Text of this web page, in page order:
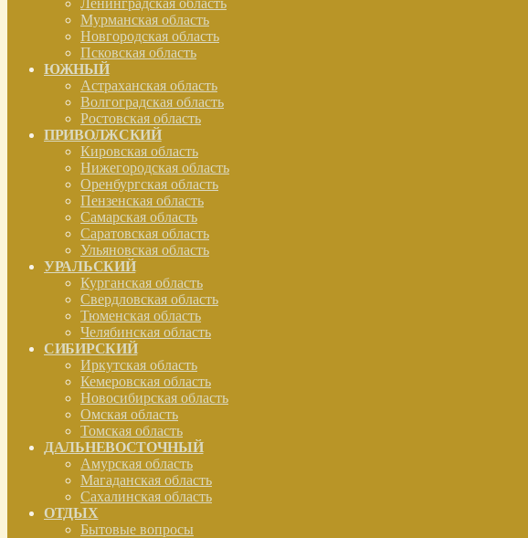
Ленинградская область
Мурманская область
Новгородская область
Псковская область
ЮЖНЫЙ
Астраханская область
Волгоградская область
Ростовская область
ПРИВОЛЖСКИЙ
Кировская область
Нижегородская область
Оренбургская область
Пензенская область
Самарская область
Саратовская область
Ульяновская область
УРАЛЬСКИЙ
Курганская область
Свердловская область
Тюменская область
Челябинская область
СИБИРСКИЙ
Иркутская область
Кемеровская область
Новосибирская область
Омская область
Томская область
ДАЛЬНЕВОСТОЧНЫЙ
Амурская область
Магаданская область
Сахалинская область
ОТДЫХ
Бытовые вопросы